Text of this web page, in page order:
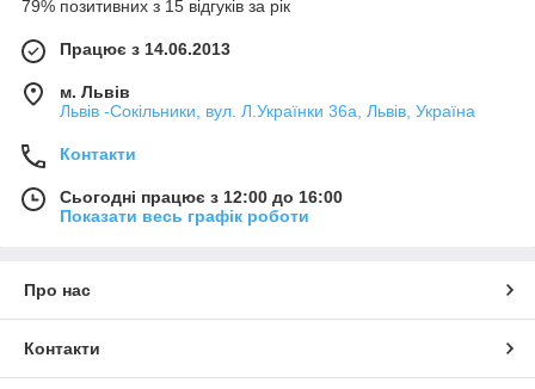
79% позитивних з 15 відгуків за рік
Працює з 14.06.2013
м. Львів
Львів -Сокільники, вул. Л.Українки 36а, Львів, Україна
Контакти
Сьогодні працює з 12:00 до 16:00
Показати весь графік роботи
Про нас
Контакти